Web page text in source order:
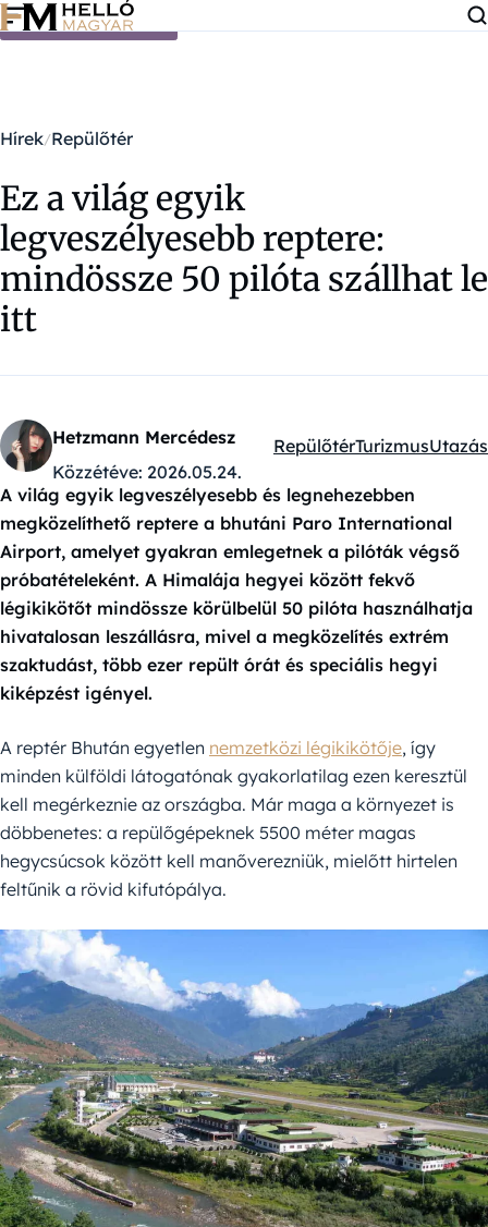
Ugrás a tartalomra
Hírek Repülőtér
Ez a világ egyik
legveszélyesebb reptere:
mindössze 50 pilóta szállhat le
itt
Hetzmann Mercédesz
Közzétéve: 2026.05.24.
Kategóriák:
RepülőtérTurizmusUtazás
A világ egyik legveszélyesebb és legnehezebben
megközelíthető reptere a bhutáni Paro International
Airport, amelyet gyakran emlegetnek a pilóták végső
próbatételeként. A Himalája hegyei között fekvő
légikikötőt mindössze körülbelül 50 pilóta használhatja
hivatalosan leszállásra, mivel a megközelítés extrém
szaktudást, több ezer repült órát és speciális hegyi
kiképzést igényel.
A reptér Bhután egyetlen nemzetközi légikikötője, így
minden külföldi látogatónak gyakorlatilag ezen keresztül
kell megérkeznie az országba. Már maga a környezet is
döbbenetes: a repülőgépeknek 5500 méter magas
hegycsúcsok között kell manőverezniük, mielőtt hirtelen
feltűnik a rövid kifutópálya.